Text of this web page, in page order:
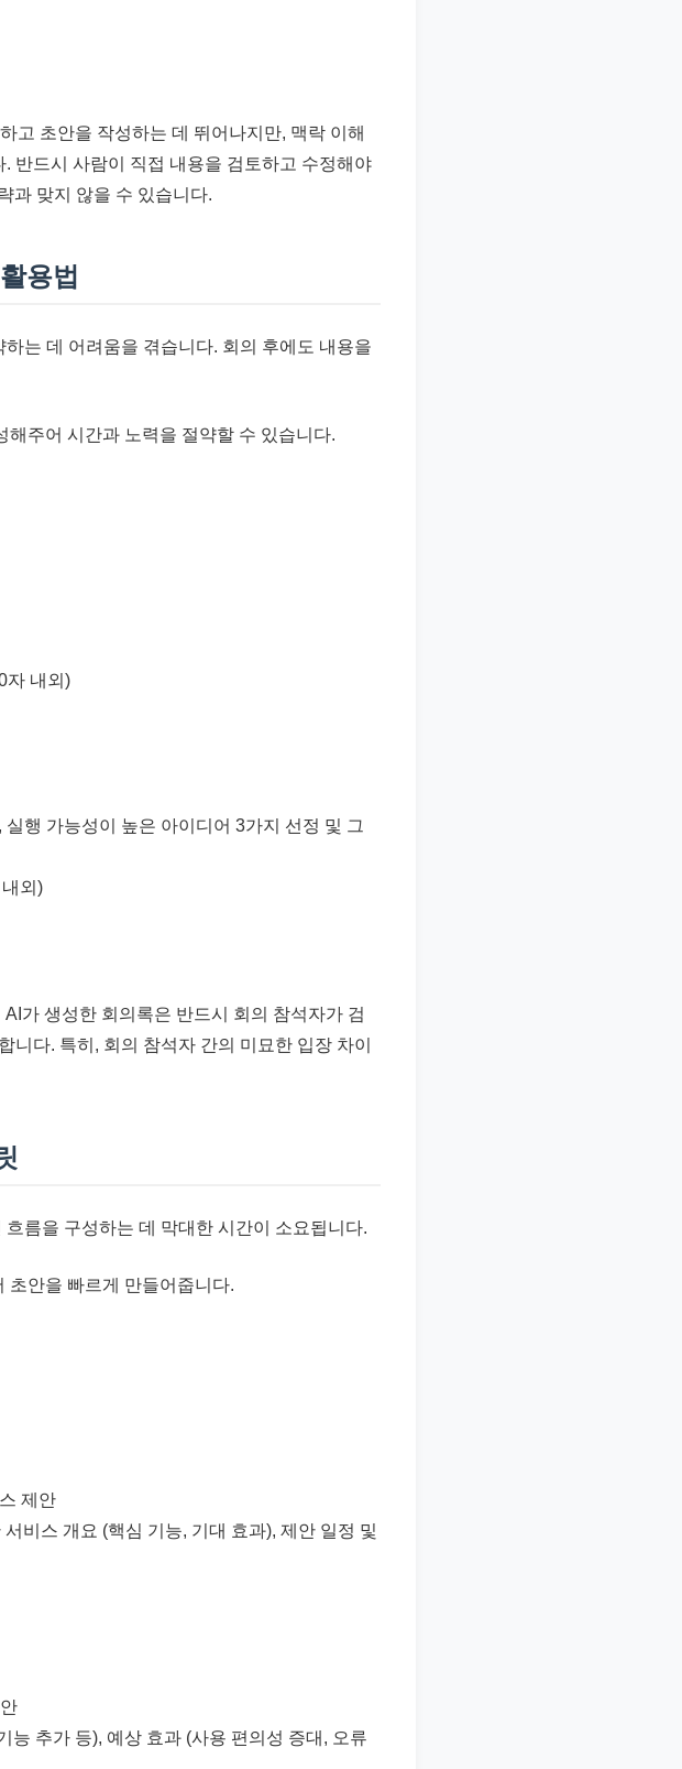
고 초안을 작성하는 데 뛰어나지만, 맥락 이해
반드시 사람이 직접 내용을 검토하고 수정해야
과 맞지 않을 수 있습니다.
용법
는 데 어려움을 겪습니다. 회의 후에도 내용을
주어 시간과 노력을 절약할 수 있습니다.
자 내외)
행 가능성이 높은 아이디어 3가지 선정 및 그
외)
가 생성한 회의록은 반드시 회의 참석자가 검
다. 특히, 회의 참석자 간의 미묘한 입장 차이
름을 구성하는 데 막대한 시간이 소요됩니다.
초안을 빠르게 만들어줍니다.
제안
비스 개요 (핵심 기능, 기대 효과), 제안 일정 및
능 추가 등), 예상 효과 (사용 편의성 증대, 오류